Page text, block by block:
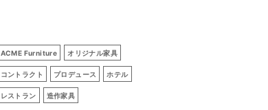
ACME Furniture オリジナル家具
コントラクト プロデュース ホテル
レストラン 造作家具